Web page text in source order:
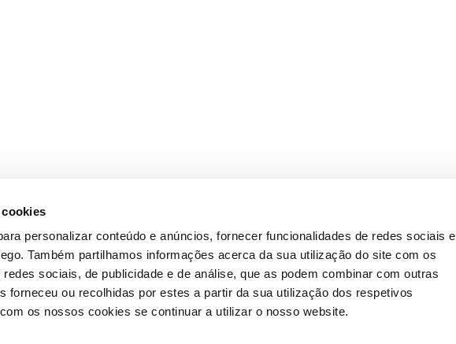
personalizar conteúdo e anúncios, fornecer funcionalidades de redes sociais e
Também partilhamos informações acerca da sua utilização do site com os
sociais, de publicidade e de análise, que as podem combinar com outras
forneceu ou recolhidas por estes a partir da sua utilização dos respetivos
os nossos cookies se continuar a utilizar o nosso website.